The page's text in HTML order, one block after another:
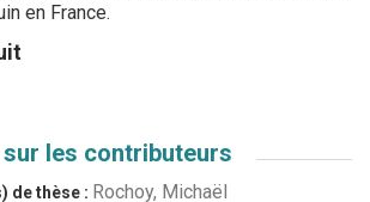
en France.
sur les contributeurs
de thèse : Rochoy, Michaël